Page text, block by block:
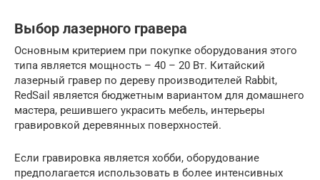
Выбор лазерного гравера
Основным критерием при покупке оборудования этого
типа является мощность – 40 – 20 Вт. Китайский
лазерный гравер по дереву производителей Rabbit,
RedSail является бюджетным вариантом для домашнего
мастера, решившего украсить мебель, интерьеры
гравировкой деревянных поверхностей.
Если гравировка является хобби, оборудование
предполагается использовать в более интенсивных